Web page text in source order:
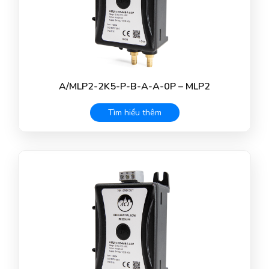
A/MLP2-2K5-P-B-A-A-0P – MLP2
Tìm hiểu thêm